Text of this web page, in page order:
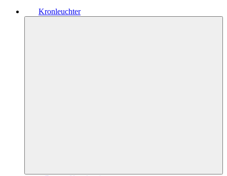
Kronleuchter